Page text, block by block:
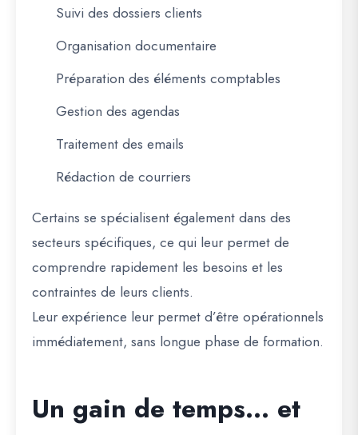
Suivi des dossiers clients
Organisation documentaire
Préparation des éléments comptables
Gestion des agendas
Traitement des emails
Rédaction de courriers
Certains se spécialisent également dans des
secteurs spécifiques, ce qui leur permet de
comprendre rapidement les besoins et les
contraintes de leurs clients.
Leur expérience leur permet d’être opérationnels
immédiatement, sans longue phase de formation.
Un gain de temps… et